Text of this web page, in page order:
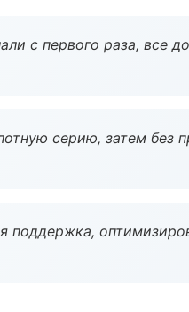
с первого раза, все
серию, затем без
поддержка,